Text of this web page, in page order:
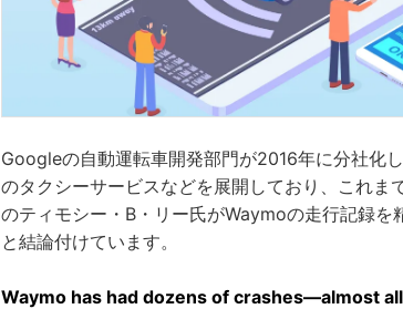
Googleの自動運転車開発部門が2016年に分社化
のタクシーサービスなどを展開しており、これま
のティモシー・B・リー氏がWaymoの走行記録を
と結論付けています。
Waymo has had dozens of crashes—almost